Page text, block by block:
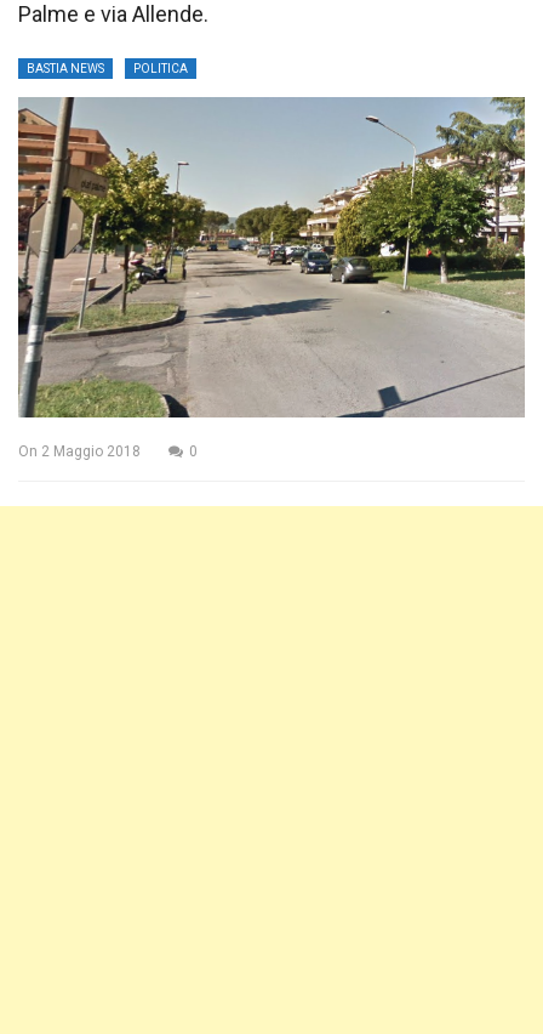
Palme e via Allende.
BASTIA NEWS POLITICA
On 2 Maggio 2018 0